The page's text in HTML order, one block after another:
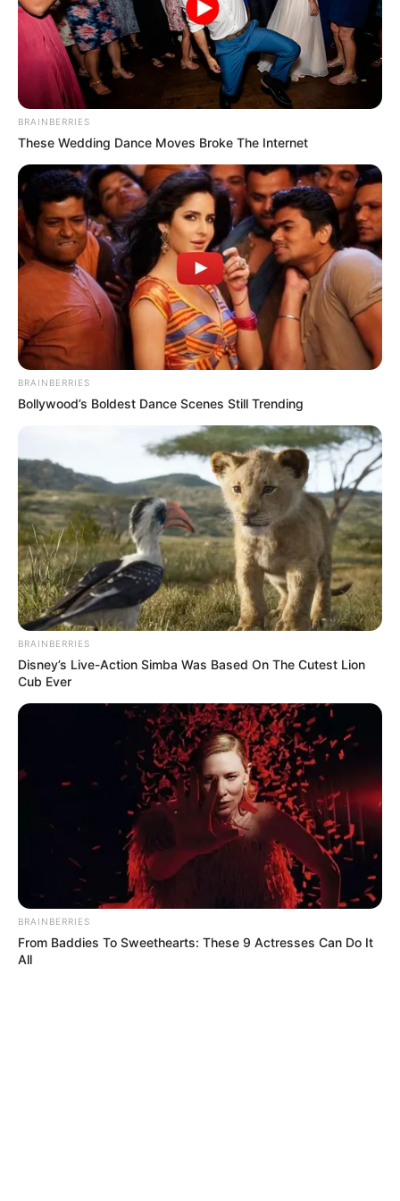
interesan. Para estar bien informado, por
favor, active las notificaciones de Alerta.
ACTIVAR AHORA
TEMAS DESTACADOS
RECIBO DEL AGUA
LOCALIDAD DE USAQUÉN
CUNDINAMARCA
DESAPARECIDOS
CORTES DE LUZ
LOCALIDAD DE ENGATIVÁ
REGIOTRAM DE OCCIDENTE
LOCALIDAD DE SUBA
BRAINBERRIES
These Wedding Dance Moves Broke The Internet
BRAINBERRIES
Bollywood’s Boldest Dance Scenes Still Trending
BRAINBERRIES
Disney’s Live-Action Simba Was Based On The Cutest Lion
Cub Ever
BRAINBERRIES
From Baddies To Sweethearts: These 9 Actresses Can Do It
All